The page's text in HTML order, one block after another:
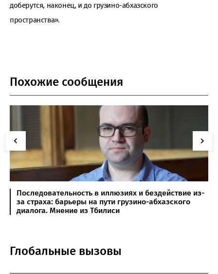
доберутся, наконец, и до грузино-абхазского
пространства».
Похожие сообщения
Последовательность в иллюзиях и бездействие из-
за страха: барьеры на пути грузино-абхазского
диалога. Мнение из Тбилиси
Глобальные вызовы